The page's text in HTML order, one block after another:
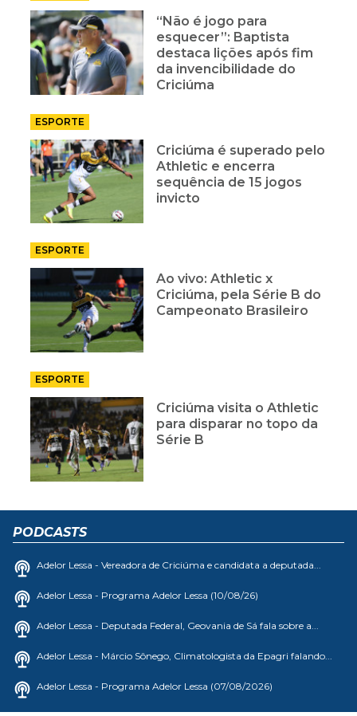
“Não é jogo para
esquecer”: Baptista
destaca lições após fim
da invencibilidade do
Criciúma
ESPORTE
Criciúma é superado pelo
Athletic e encerra
sequência de 15 jogos
invicto
ESPORTE
Ao vivo: Athletic x
Criciúma, pela Série B do
Campeonato Brasileiro
ESPORTE
Criciúma visita o Athletic
para disparar no topo da
Série B
PODCASTS
Adelor Lessa - Vereadora de Criciúma e candidata a deputada...
Adelor Lessa - Programa Adelor Lessa (10/08/26)
Adelor Lessa - Deputada Federal, Geovania de Sá fala sobre a...
Adelor Lessa - Márcio Sônego, Climatologista da Epagri falando...
Adelor Lessa - Programa Adelor Lessa (07/08/2026)